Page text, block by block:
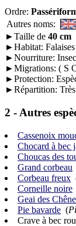
Ordre:
Autres noms:
►Taille de 40 cm
►Habitat: Falaises
►Nourriture:
►Migrations: ( S
►Protection:
►Répartition:
2 - Autres
Cassenoix
Chocard à bec
Choucas des
Grand corbeau
Corbeau freux
Corneille noire
Geai des
Pie bavarde (
Crave à bec